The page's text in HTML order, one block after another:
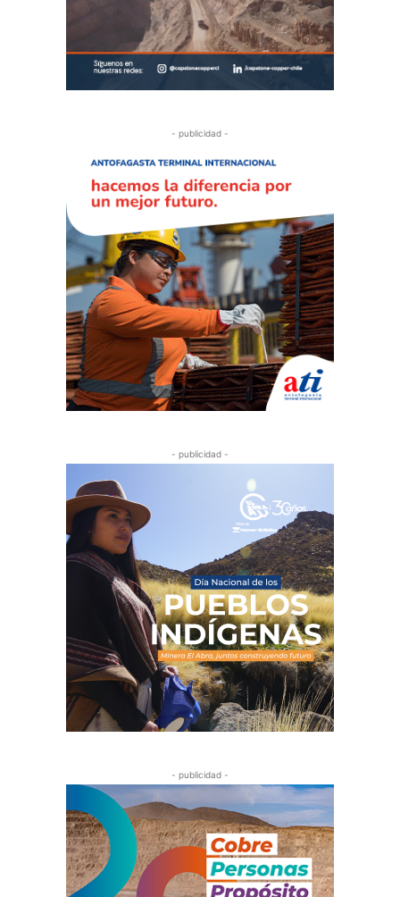
- publicidad -
- publicidad -
- publicidad -